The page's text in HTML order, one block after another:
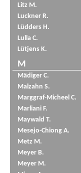
Litz M.
Luckner R.
Lüdders H.
Lulla C.
Lütjens K.
M
Mädiger C.
Malzahn S.
Marggraf-Micheel C.
Marliani F.
Maywald T.
Mesejo-Chiong A.
Metz M.
Meyer B.
Meyer M.